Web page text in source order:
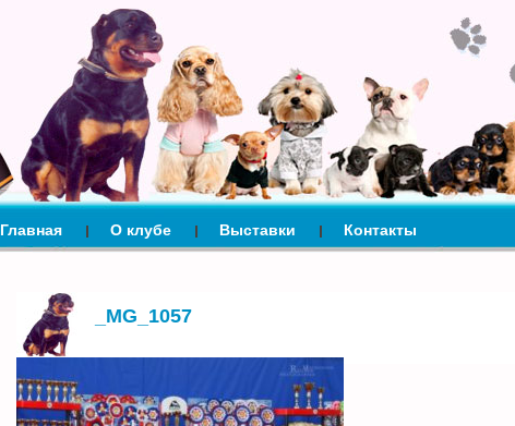
Главная О клубе Выставки Контакты
_MG_1057